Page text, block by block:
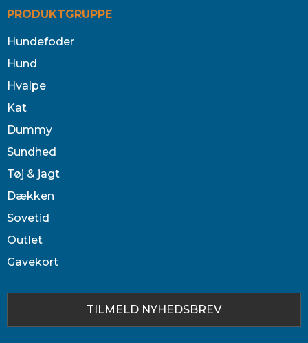
PRODUKTGRUPPE
Hundefoder
Hund
Hvalpe
Kat
Dummy
Sundhed
Tøj & jagt
Dækken
Sovetid
Outlet
Gavekort
TILMELD NYHEDSBREV